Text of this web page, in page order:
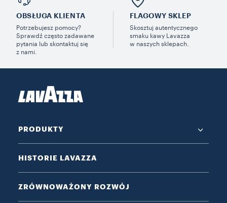
OBSŁUGA KLIENTA
Potrzebujesz pomocy?
Sprawdź często zadawane
pytania lub skontaktuj się
z nami.
FLAGOWY SKLEP
Skosztuj autentycznego
smaku kawy Lavazza
w naszych sklepach.
PRODUKTY
HISTORIE LAVAZZA
ZRÓWNOWAŻONY ROZWÓJ